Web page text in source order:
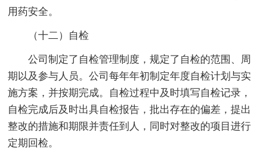
用药安全。
（十二）自检
公司制定了自检管理制度，规定了自检的范围、周
期以及参与人员。公司每年年初制定年度自检计划与实
施方案，并按期完成。自检过程中及时填写自检记录，
自检完成后及时出具自检报告，批出存在的偏差，提出
整改的措施和期限并责任到人，同时对整改的项目进行
定期回检。